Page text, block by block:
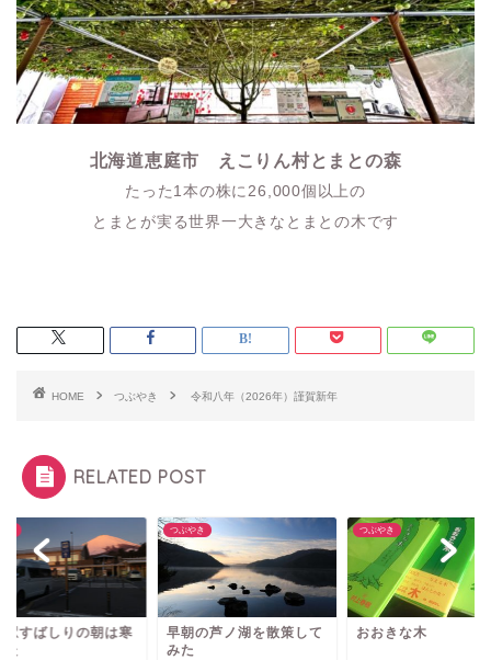
北海道恵庭市 えこりん村とまとの森
たった1本の株に26,000個以上の
とまとが実る世界一大きなとまとの木です
HOME つぶやき 令和八年（2026年）謹賀新年
RELATED POST
駅すばしりの朝は寒
た
つぶやき
早朝の芦ノ湖を散策して
みた
つぶやき
おおきな木